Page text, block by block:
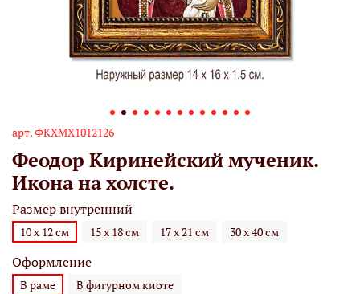
арт.ФКХМХ1012126
Феодор Киринейский мученик.
Икона на холсте.
Размер внутренний
10 х 12 см 15 х 18 см 17 х 21 см 30 х 40 см
Оформление
В раме В фигурном киоте